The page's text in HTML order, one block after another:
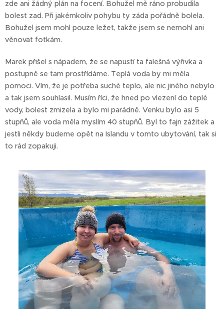
zde ani žádný plán na focení. Bohužel mě ráno probudila
bolest zad. Při jakémkoliv pohybu ty záda pořádně bolela.
Bohužel jsem mohl pouze ležet, takže jsem se nemohl ani
věnovat fotkám.
Marek přišel s nápadem, že se napustí ta falešná výřivka a
postupně se tam prostřídáme. Teplá voda by mi měla
pomoci. Vím, že je potřeba suché teplo, ale nic jiného nebylo
a tak jsem souhlasil. Musím říci, že hned po vlezení do teplé
vody, bolest zmizela a bylo mi parádně. Venku bylo asi 5
stupňů, ale voda měla myslím 40 stupňů. Byl to fajn zážitek a
jestli někdy budeme opět na Islandu v tomto ubytování, tak si
to rád zopakuji.